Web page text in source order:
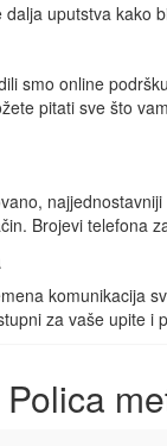
uputstva kako
smo online
pitati sve što
Brojevi telefona
komunikacija
za vaše upite i
Polica